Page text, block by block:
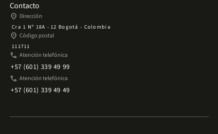
Contacto
place Dirección
Cra 1 Nº 18A - 12 Bogotá - Colombia
place Código postal
111711
phone Atención telefónica
+57 (601) 339 49 99
phone Atención telefónica
+57 (601) 339 49 49